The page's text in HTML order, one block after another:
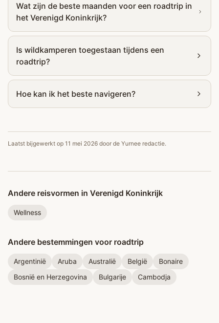
Wat zijn de beste maanden voor een roadtrip in
het Verenigd Koninkrijk?
Is wildkamperen toegestaan tijdens een
roadtrip?
Hoe kan ik het beste navigeren?
Laatst bijgewerkt op 11 mei 2026 door de Yurnee redactie.
Andere reisvormen in Verenigd Koninkrijk
Wellness
Andere bestemmingen voor roadtrip
Argentinië Aruba Australië België
Bonaire
Bosnië en Herzegovina
Bulgarije Cambodja